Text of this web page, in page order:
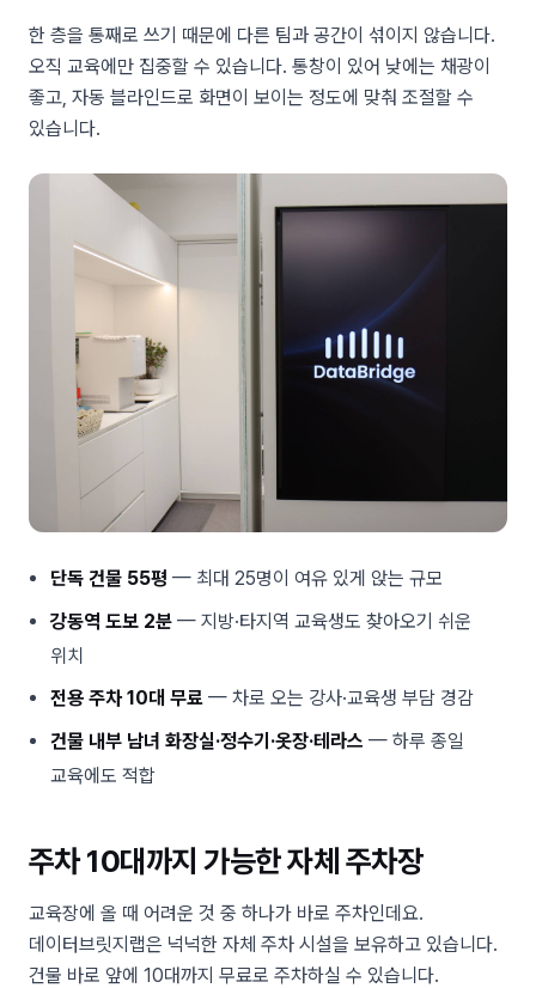
한 층을 통째로 쓰기 때문에 다른 팀과 공간이 섞이지 않습니다.
오직 교육에만 집중할 수 있습니다. 통창이 있어 낮에는 채광이
좋고, 자동 블라인드로 화면이 보이는 정도에 맞춰 조절할 수
있습니다.
단독 건물 55평 — 최대 25명이 여유 있게 앉는 규모
강동역 도보 2분— 지방·타지역 교육생도 찾아오기 쉬운
위치
전용 주차 10대 무료— 차로 오는 강사·교육생 부담 경감
건물 내부 남녀 화장실·정수기·옷장·테라스 — 하루 종일
교육에도 적합
주차 10대까지 가능한 자체 주차장
교육장에 올 때 어려운 것 중 하나가 바로 주차인데요.
데이터브릿지랩은 넉넉한 자체 주차 시설을 보유하고 있습니다.
건물 바로 앞에 10대까지 무료로 주차하실 수 있습니다.